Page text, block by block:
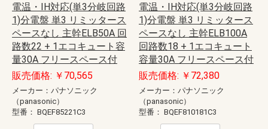
電温・IH対応(単3分岐回路
1)分電盤 単3 リミッタース
ペースなし 主幹ELB50A 回
路数22 + 1エコキュート容
量30A フリースペース付
販売価格: ￥70,565
メーカー：パナソニック
（panasonic）
型番： BQEF85221C3
電温・IH対応(単3分岐回路
1)分電盤 単3 リミッタース
ペースなし 主幹ELB100A
回路数18 + 1エコキュート
容量30A フリースペース付
販売価格: ￥72,380
メーカー：パナソニック
（panasonic）
型番： BQEF810181C3